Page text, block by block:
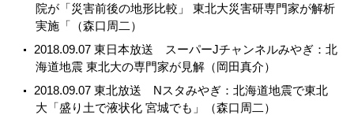
院が「災害前後の地形比較」 東北大災害研専門家が解析
実施「（森口周二）
2018.09.07 東日本放送 スーパーJチャンネルみやぎ：北
海道地震 東北大の専門家が見解（岡田真介）
2018.09.07 東北放送 Nスタみやぎ：北海道地震で東北
大「盛り土で液状化 宮城でも」（森口周二）